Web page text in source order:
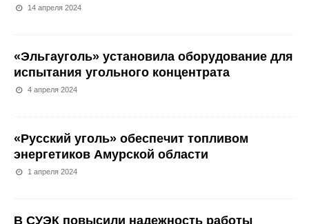
14 апреля 2024
«Эльгауголь» установила оборудование для
испытания угольного концентрата
4 апреля 2024
«Русский уголь» обеспечит топливом
энергетиков Амурской области
1 апреля 2024
В СУЭК повысили надежность работы